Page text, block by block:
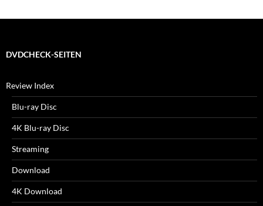
DVDCHECK-SEITEN
Review Index
Blu-ray Disc
4K Blu-ray Disc
Streaming
Download
4K Download